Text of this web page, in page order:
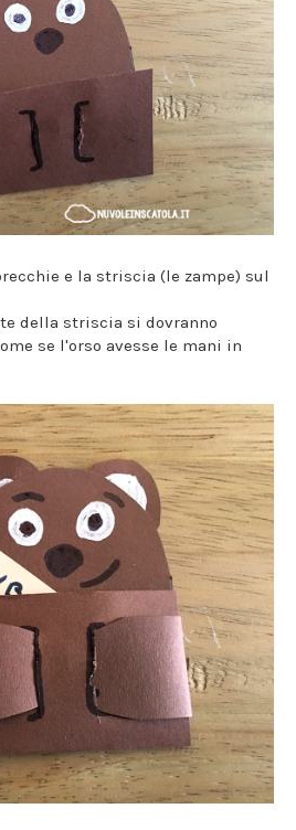
e la striscia (le zampe) sul
della striscia si dovranno
se l'orso avesse le mani in